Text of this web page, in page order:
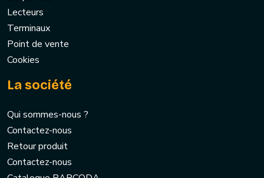
Lecteurs
Terminaux
Point de vente
Cookies
La société
Qui sommes-nous ?
Contactez-nous
Retour produit
Contactez-nous